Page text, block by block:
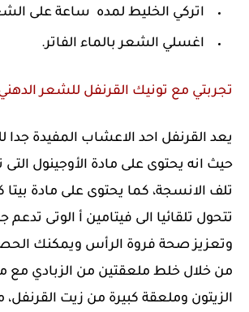
اتركي الخليط لمده ساعة على
اغسلي الشعر بالماء الفاتر.
تجربتي مع تونيك القرنفل للشعر
يعد القرنفل احد الاعشاب المفيدة جدا
حيث انه يحتوى على مادة الأوجينول
تلف الانسجة، كما يحتوى على مادة بيتا
تتحول تلقائيا الى فيتامين أ الوتى تدعم
وتعزيز صحة فروة الرأس ويمكنك
من خلال خلط ملعقتين من الزبادي مع
الزيتون وملعقة كبيرة من زيت